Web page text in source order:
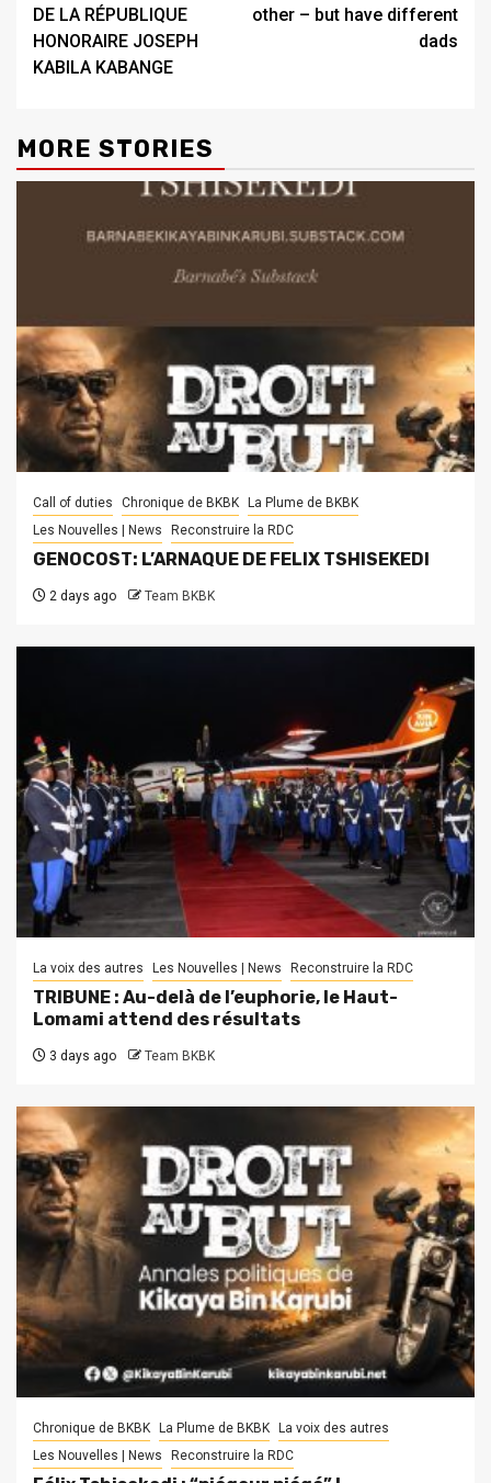
DE LA RÉPUBLIQUE
HONORAIRE JOSEPH
KABILA KABANGE
other – but have different
dads
MORE STORIES
Call of duties Chronique de BKBK
La Plume de BKBK
Les Nouvelles | News
Reconstruire la RDC
GENOCOST: L’ARNAQUE DE FELIX TSHISEKEDI
2 days ago Team BKBK
La voix des autres Les Nouvelles | News Reconstruire la RDC
TRIBUNE : Au-delà de l’euphorie, le Haut-
Lomami attend des résultats
3 days ago Team BKBK
Chronique de BKBK La Plume de BKBK
La voix des autres
Les Nouvelles | News
Reconstruire la RDC